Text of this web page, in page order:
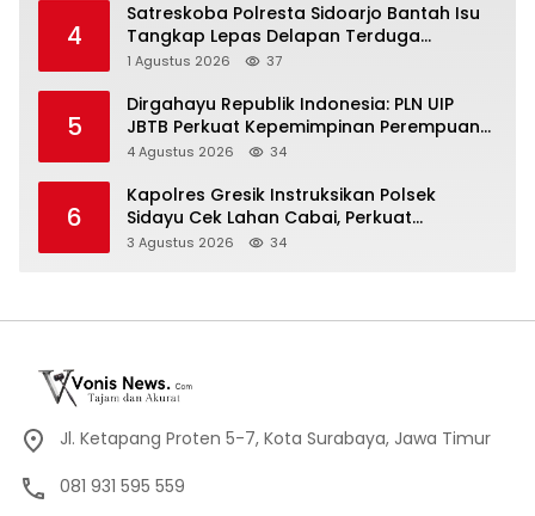
4
Satreskoba Polresta Sidoarjo Bantah Isu
Tangkap Lepas Delapan Terduga
Penyalahgunaan Narkoba di Porong
1 Agustus 2026 37
5
Dirgahayu Republik Indonesia: PLN UIP
JBTB Perkuat Kepemimpinan Perempuan
melalui Srikandi Movement 2026
4 Agustus 2026 34
6
Kapolres Gresik Instruksikan Polsek
Sidayu Cek Lahan Cabai, Perkuat
Ketahanan Pangan dan Stabilitas Harga
3 Agustus 2026 34
Jl. Ketapang Proten 5-7, Kota Surabaya, Jawa Timur
081 931 595 559